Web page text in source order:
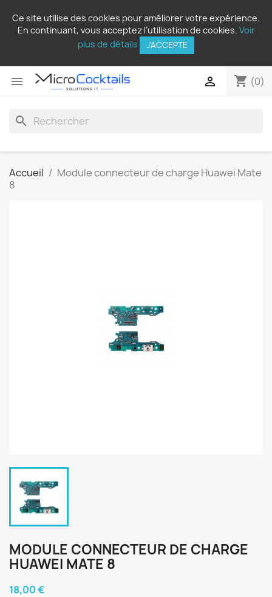
Ce site utilise des cookies pour améliorer votre expérience.
En continuant, vous acceptez l’utilisation de cookies. Voir
plus de détails
J'ACCEPTE
 shopping_cart (0)

search
Accueil
Module connecteur de charge Huawei Mate
8
MODULE CONNECTEUR DE CHARGE
HUAWEI MATE 8
18,00 €